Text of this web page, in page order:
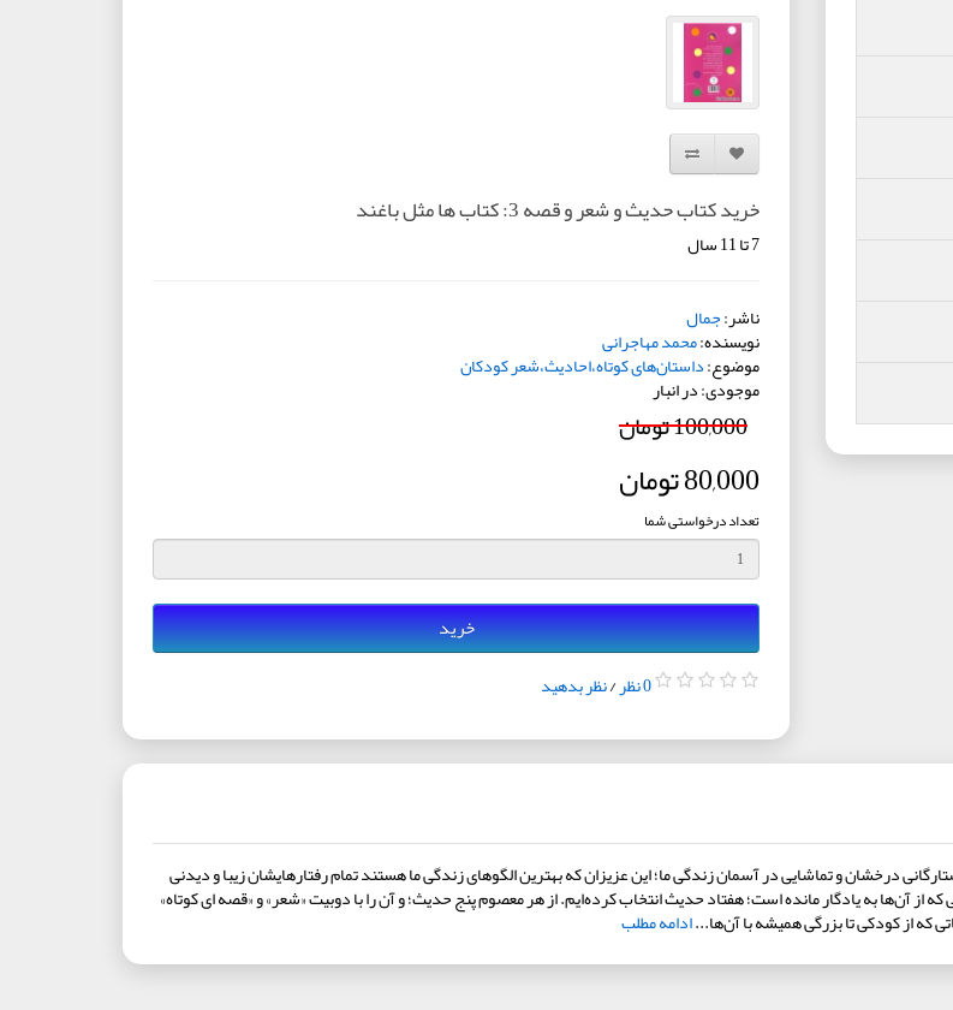
افزودن به لیست دلخواه
مقایسه این محصول
خرید کتاب حدیث و شعر و قصه 3: کتاب ها مثل باغند
7 تا 11 سال
ناشر:جمال
نویسنده:محمد مهاجرانی
موضوع:داستان‌های کوتاه،احادیث،شعر کودکان
موجودی: در انبار
100,000 تومان
80,000 تومان
تعداد درخواستی شما
خرید
0 نظر /نظر بدهید
ستاره اند؛ ستارگانی درخشان و تماشایی در آسمان زندگی ما؛ این عزیزان که بهترین الگوهای زندگی ما هستند تمام رفتارهایشان زیبا و دیدنی
آن‌ها به یادگار مانده است؛ هفتاد حدیث انتخاب کرده‌ایم. از هر معصوم پنج حدیث؛ و آن را با دوبیت «شعر» و «قصه ای کوتاه»
ادامه مطلب